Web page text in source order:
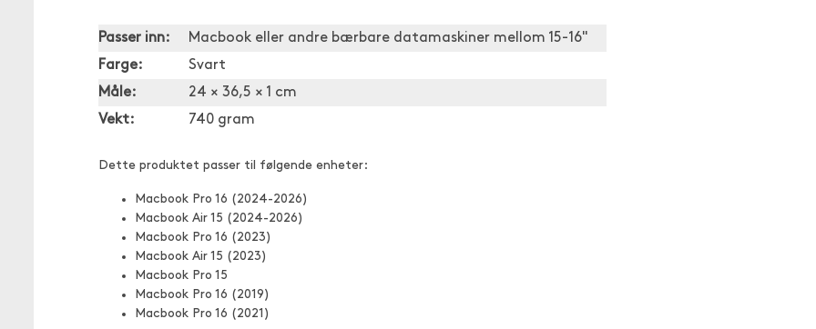
Passer inn:
Macbook eller andre bærbare datamaskiner mellom 15-16"
Farge:
Svart
Måle:
24 × 36,5 × 1 cm
Vekt:
740 gram
Dette produktet passer til følgende enheter:
Macbook Pro 16 (2024-2026)
Macbook Air 15 (2024-2026)
Macbook Pro 16 (2023)
Macbook Air 15 (2023)
Macbook Pro 15
Macbook Pro 16 (2019)
Macbook Pro 16 (2021)